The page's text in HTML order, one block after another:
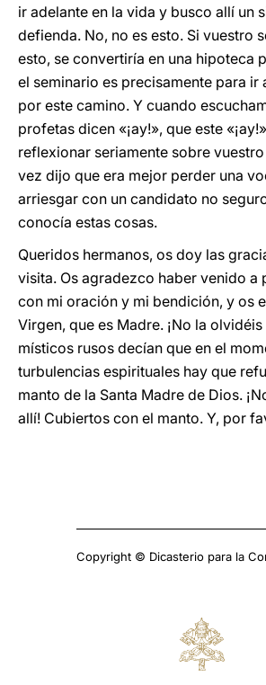
ir adelante en la vida y busco allí un
defienda. No, no es esto. Si vuestro
esto, se convertiría en una hipoteca
el seminario es precisamente para ir
por este camino. Y cuando
profetas dicen «¡ay!», que este
reflexionar seriamente sobre
vez dijo que era mejor perder una
arriesgar con un candidato no
conocía estas cosas.
Queridos hermanos, os doy las
visita. Os agradezco haber venido a
con mi oración y mi bendición, y os
Virgen, que es Madre. ¡No la
místicos rusos decían que en el
turbulencias espirituales hay que
manto de la Santa Madre de Dios.
allí! Cubiertos con el manto. Y, por
Copyright © Dicasterio para la